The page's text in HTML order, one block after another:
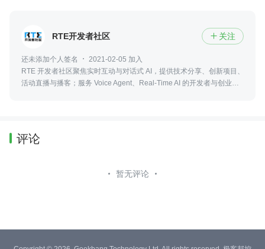
RTE开发者社区  关注
还未添加个人签名
2021-02-05 加入
RTE 开发者社区聚焦实时互动与对话式 AI，提供技术分享、创新项目、
活动直播与播客；服务 Voice Agent、Real-Time AI 的开发者与创业
评论
暂无评论